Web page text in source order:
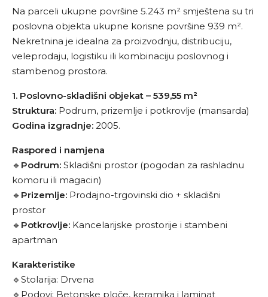
Na parceli ukupne površine 5.243 m² smještena su tri
poslovna objekta ukupne korisne površine 939 m².
Nekretnina je idealna za proizvodnju, distribuciju,
veleprodaju, logistiku ili kombinaciju poslovnog i
stambenog prostora.
1. Poslovno-skladišni objekat – 539,55 m²
Struktura: Podrum, prizemlje i potkrovlje (mansarda)
Godina izgradnje: 2005.
Raspored i namjena
🔹 Podrum: Skladišni prostor (pogodan za rashladnu
komoru ili magacin)
🔹 Prizemlje: Prodajno-trgovinski dio + skladišni
prostor
🔹 Potkrovlje: Kancelarijske prostorije i stambeni
apartman
Karakteristike
🔹Stolarija: Drvena
🔹Podovi: Betonske ploče, keramika i laminat